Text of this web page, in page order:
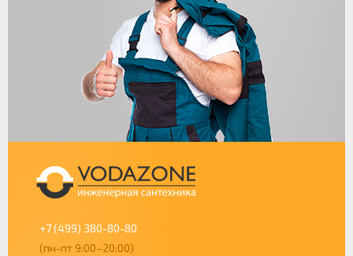
+7 (499) 380-80-80
(пн-пт 9:00–20:00)